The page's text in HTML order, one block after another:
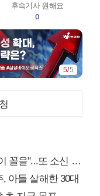
후속기사 원해요
0
5/5
"...또 소신 발언
아들 살해한 30대